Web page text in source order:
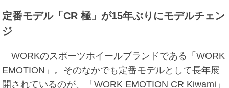
定番モデル「CR 極」が15年ぶりにモデルチェン
ジ
WORKのスポーツホイールブランドである「WORK
EMOTION」。そのなかでも定番モデルとして長年展
開されているのが、「WORK EMOTION CR Kiwami」